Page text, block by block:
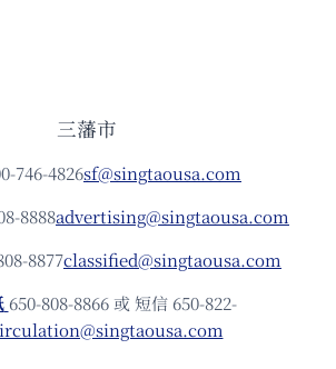
三藩市
746-4826sf@singtaousa.com
8888advertising@singtaousa.com
8877classified@singtaousa.com
650-808-8866 或 短信 650-822-